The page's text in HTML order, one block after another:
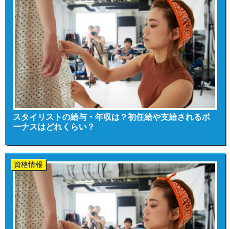
スタイリストの給与・年収は？初任給や支給されるボ
ーナスはどれくらい？
資格情報